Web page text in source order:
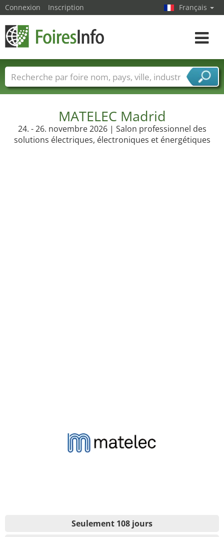
MATELEC Madrid
24. - 26. novembre 2026 | Salon professionnel des
solutions électriques, électroniques et énergétiques
Seulement 108 jours
Connexion Inscription Français
Toggle
Foire noms Pays Villes
Secteurs de foire